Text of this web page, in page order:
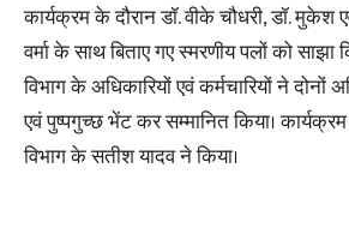
कार्यक्रम के दौरान डॉ. वीके चौधरी, डॉ. मुकेश
वर्मा के साथ बिताए गए स्मरणीय पलों को साझा
विभाग के अधिकारियों एवं कर्मचारियों ने दोनों
एवं पुष्पगुच्छ भेंट कर सम्मानित किया।
विभाग के सतीश यादव ने किया।